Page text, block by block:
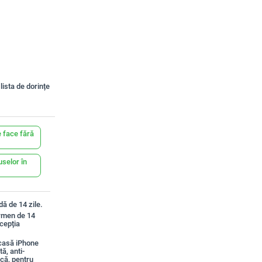
de dorințe
face fără
în
de 14 zile.
de 14
iPhone
anti-
pentru